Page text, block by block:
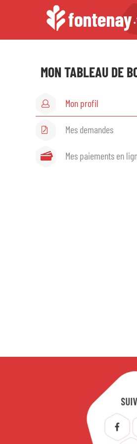
MON TABLEAU DE
Mon profil
Mes demandes
Mes paiements en